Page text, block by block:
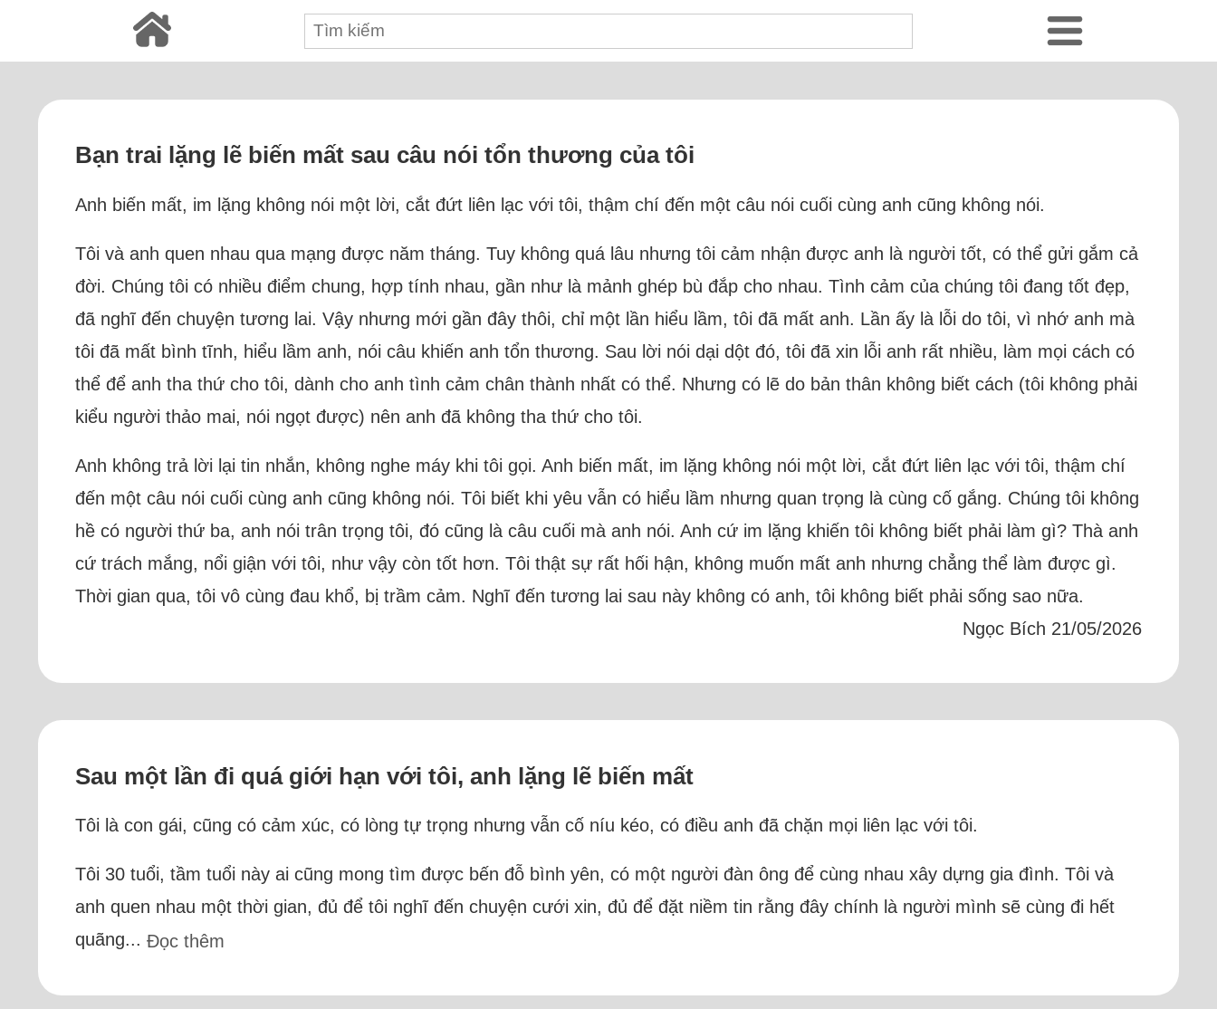
Bạn trai lặng lẽ biến mất sau câu nói tổn thương của tôi
Anh biến mất, im lặng không nói một lời, cắt đứt liên lạc với tôi, thậm chí đến một câu nói cuối cùng anh cũng không nói.
Tôi và anh quen nhau qua mạng được năm tháng. Tuy không quá lâu nhưng tôi cảm nhận được anh là người tốt, có thể gửi gắm cả
đời. Chúng tôi có nhiều điểm chung, hợp tính nhau, gần như là mảnh ghép bù đắp cho nhau. Tình cảm của chúng tôi đang tốt đẹp,
đã nghĩ đến chuyện tương lai. Vậy nhưng mới gần đây thôi, chỉ một lần hiểu lầm, tôi đã mất anh. Lần ấy là lỗi do tôi, vì nhớ anh mà
tôi đã mất bình tĩnh, hiểu lầm anh, nói câu khiến anh tổn thương. Sau lời nói dại dột đó, tôi đã xin lỗi anh rất nhiều, làm mọi cách có
thể để anh tha thứ cho tôi, dành cho anh tình cảm chân thành nhất có thể. Nhưng có lẽ do bản thân không biết cách (tôi không phải
kiểu người thảo mai, nói ngọt được) nên anh đã không tha thứ cho tôi.
Anh không trả lời lại tin nhắn, không nghe máy khi tôi gọi. Anh biến mất, im lặng không nói một lời, cắt đứt liên lạc với tôi, thậm chí
đến một câu nói cuối cùng anh cũng không nói. Tôi biết khi yêu vẫn có hiểu lầm nhưng quan trọng là cùng cố gắng. Chúng tôi không
hề có người thứ ba, anh nói trân trọng tôi, đó cũng là câu cuối mà anh nói. Anh cứ im lặng khiến tôi không biết phải làm gì? Thà anh
cứ trách mắng, nổi giận với tôi, như vậy còn tốt hơn. Tôi thật sự rất hối hận, không muốn mất anh nhưng chẳng thể làm được gì.
Thời gian qua, tôi vô cùng đau khổ, bị trầm cảm. Nghĩ đến tương lai sau này không có anh, tôi không biết phải sống sao nữa.
Ngọc Bích 21/05/2026
Sau một lần đi quá giới hạn với tôi, anh lặng lẽ biến mất
Tôi là con gái, cũng có cảm xúc, có lòng tự trọng nhưng vẫn cố níu kéo, có điều anh đã chặn mọi liên lạc với tôi.
Tôi 30 tuổi, tầm tuổi này ai cũng mong tìm được bến đỗ bình yên, có một người đàn ông để cùng nhau xây dựng gia đình. Tôi và
anh quen nhau một thời gian, đủ để tôi nghĩ đến chuyện cưới xin, đủ để đặt niềm tin rằng đây chính là người mình sẽ cùng đi hết
quãng...Đọc thêm